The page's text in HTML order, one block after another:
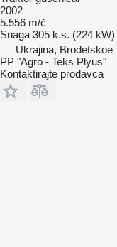
2002
5.556 m/č
Snaga 305 k.s. (224 kW)
Ukrajina, Brodetskoe
PP "Agro - Teks Plyus"
Kontaktirajte prodavca